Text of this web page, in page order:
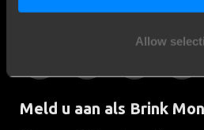
Allow
Meld u aan als Brink